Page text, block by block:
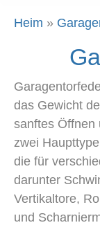
Heim »
das Gewicht
sanftes Öffnen
zwei
die für
darunter
Vertikaltore,
und